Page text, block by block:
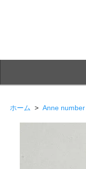
ホーム > Anne